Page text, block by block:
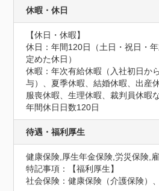
休暇・休日
【休日・休暇】
休日：年間120日（土日・祝日・
定めた休日）
休暇：年次有給休暇（入社初日か
与）、夏季休暇、結婚休暇、出産
服喪休暇、生理休暇、裁判員休暇
年間休日日数120日
待遇・福利厚生
健康保険,厚生年金保険,労災保険,
特記事項：【福利厚生】
社会保険：健康保険（介護保険）